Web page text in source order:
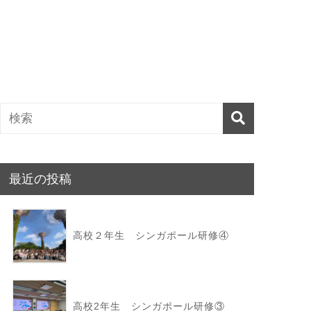
最近の投稿
高校２年生 シンガポール研修④
高校2年生 シンガポール研修③